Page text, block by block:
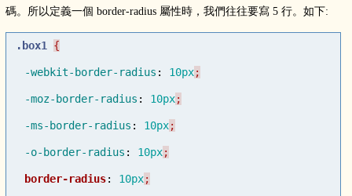
碼。所以定義一個 border-radius 屬性時，我們往往要寫 5 行。如下:
.box1
-webkit-border-radius : 10px
-moz-border-radius : 10px
-ms-border-radius : 10px
-o-border-radius : 10px
border-radius: 10px